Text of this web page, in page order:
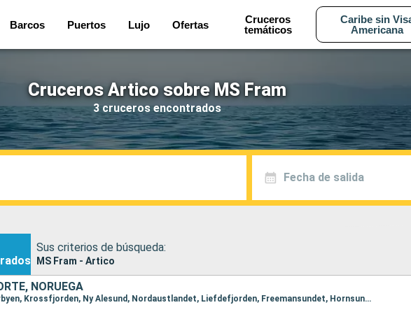
Barcos Puertos Lujo Ofertas
Cruceros
temáticos
Caribe sin
Americana
Cruceros Artico sobre MS Fram
3 cruceros encontrados
Fecha de salida
Sus criterios de búsqueda:
MS Fram - Artico
NORUEGA
Itinerario : Longyearbyen, Krossfjorden, Ny Alesund, Nordaustlandet, Liefdefjorden, Freemansundet, Hornsund, Bamsebu, Longyearbyen